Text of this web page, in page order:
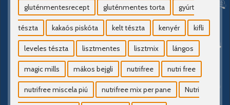
gluténmentesrecept gluténmentes torta gyúrt
tészta kakaós piskóta kelt tészta kenyér kifli
leveles tészta lisztmentes lisztmix lángos
magic mills mákos bejgli nutrifree nutri free
nutrifree miscela piú nutrifree mix per pane Nutri